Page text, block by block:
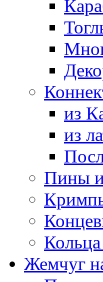
из
из
Пины и
Жемчуг